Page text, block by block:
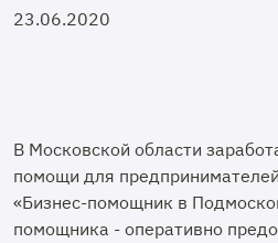
23.06.2020
В Московской области
помощи для
«Бизнес-помощник в
помощника - оперативно